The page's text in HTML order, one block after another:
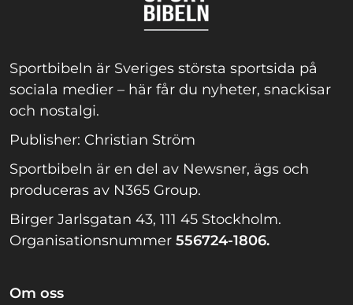
Sportbibeln är Sveriges största sportsida på
sociala medier – här får du nyheter, snackisar
och nostalgi.
Publisher: Christian Ström
Sportbibeln är en del av Newsner, ägs och
produceras av N365 Group.
Birger Jarlsgatan 43, 111 45 Stockholm.
Organisationsnummer 556724-1806.
Om oss